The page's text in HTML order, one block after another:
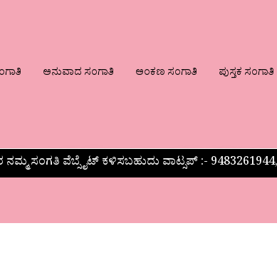
ಅನುವಾದ ಸಂಗಾತಿ ಅಂಕಣ ಸಂಗಾತಿ ಪುಸ್ತಕ ಸಂಗಾತಿ
ಸಂಗತಿ ವೆಬ್ಸೈಟ್ ಕಳಿಸಬಹುದು ವಾಟ್ಸಪ್‌ :-